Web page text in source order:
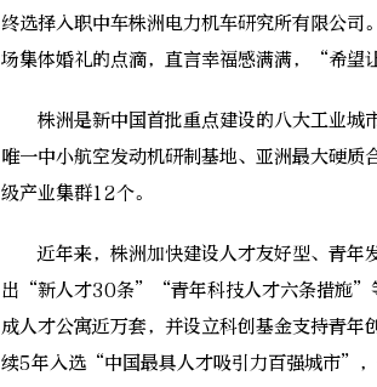
终选择入职中车株洲电力机车研究所有限公司
场集体婚礼的点滴，直言幸福感满满，“希望
株洲是新中国首批重点建设的八大工业城
唯一中小航空发动机研制基地、亚洲最大硬
级产业集群12个。
近年来，株洲加快建设人才友好型、青年
出“新人才30条”“青年科技人才六条措施”
成人才公寓近万套，并设立科创基金支持青
续5年入选“中国最具人才吸引力百强城市”